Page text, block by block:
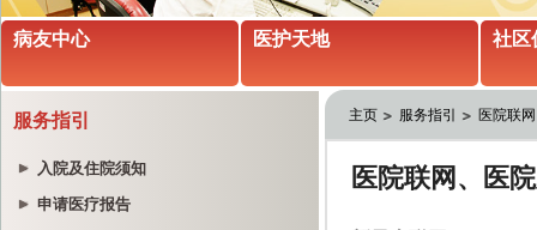
病友中心 医护天地 社区
服务指引
入院及住院须知
申请医疗报告
主页 服务指引 医院联